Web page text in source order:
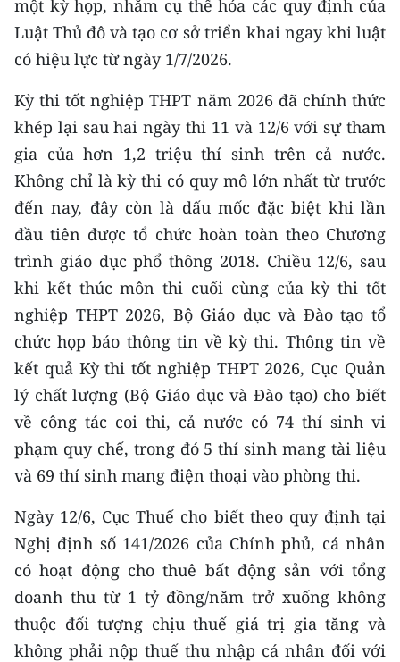
RADIO
E-Magazine
Video
Media Chính trị
Media Kinh tế
Media Văn hóa
Media Xã hội
Media Pháp luật
Media Du lịch
Media Thế giới
Media Thể thao
Media Giáo dục
Media Y tế
Media Khoa học - Công nghệ
Media Môi trường
một kỳ họp, nhằm cụ thể hóa các quy định của
Luật Thủ đô và tạo cơ sở triển khai ngay khi luật
có hiệu lực từ ngày 1/7/2026.
Kỳ thi tốt nghiệp THPT năm 2026 đã chính thức
khép lại sau hai ngày thi 11 và 12/6 với sự tham
gia của hơn 1,2 triệu thí sinh trên cả nước.
Không chỉ là kỳ thi có quy mô lớn nhất từ trước
đến nay, đây còn là dấu mốc đặc biệt khi lần
đầu tiên được tổ chức hoàn toàn theo Chương
trình giáo dục phổ thông 2018. Chiều 12/6, sau
khi kết thúc môn thi cuối cùng của kỳ thi tốt
nghiệp THPT 2026, Bộ Giáo dục và Đào tạo tổ
chức họp báo thông tin về kỳ thi. Thông tin về
kết quả Kỳ thi tốt nghiệp THPT 2026, Cục Quản
lý chất lượng (Bộ Giáo dục và Đào tạo) cho biết
về công tác coi thi, cả nước có 74 thí sinh vi
phạm quy chế, trong đó 5 thí sinh mang tài liệu
và 69 thí sinh mang điện thoại vào phòng thi.
Ngày 12/6, Cục Thuế cho biết theo quy định tại
Nghị định số 141/2026 của Chính phủ, cá nhân
có hoạt động cho thuê bất động sản với tổng
doanh thu từ 1 tỷ đồng/năm trở xuống không
thuộc đối tượng chịu thuế giá trị gia tăng và
không phải nộp thuế thu nhập cá nhân đối với